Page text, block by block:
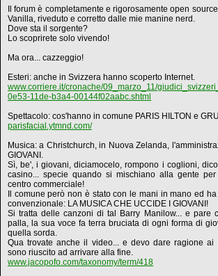
Il forum è completamente e rigorosamente open
Vanilla, riveduto e corretto dalle mie manine nerd.
Dove sta il sorgente?
Lo scoprirete solo vivendo!
Ma ora... cazzeggio!
Esteri: anche in Svizzera hanno scoperto Internet.
www.corriere.it/cronache/09_marzo_11/
0e53-11de-b3a4-00144f02aabc.shtml
Spettacolo: cos'hanno in comune PARIS HILTON e
parisfacial.ytmnd.com/
Musica: a Christchurch, in Nuova Zelanda,
GIOVANI.
Sì, be', i giovani, diciamocelo, rompono i coglioni,
casino... specie quando si mischiano alla gente
centro commerciale!
Il comune però non è stato con le mani in mano ed
convenzionale: LA MUSICA CHE UCCIDE I GIOVANI!
Si tratta delle canzoni di tal Barry Manilow... e pare
palla, la sua voce fa terra bruciata di ogni forma di
quella sorda.
Qua trovate anche il video... e devo dare ragione ai
sono riuscito ad arrivare alla fine.
www.jacopofo.com/taxonomy/term/418